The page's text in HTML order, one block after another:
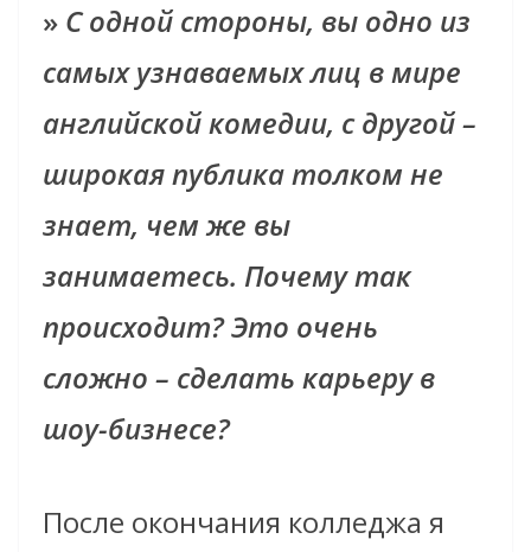
» С одной стороны, вы одно из
самых узнаваемых лиц в мире
английской комедии, с другой –
широкая публика толком не
знает, чем же вы
занимаетесь. Почему так
происходит? Это очень
сложно – сделать карьеру в
шоу-бизнесе?
После окончания колледжа я